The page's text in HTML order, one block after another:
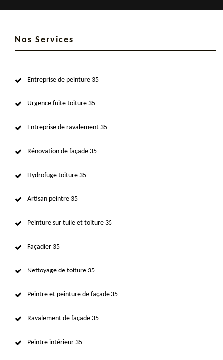
Nos Services
Entreprise de peinture 35
Urgence fuite toiture 35
Entreprise de ravalement 35
Rénovation de façade 35
Hydrofuge toiture 35
Artisan peintre 35
Peinture sur tuile et toiture 35
Façadier 35
Nettoyage de toiture 35
Peintre et peinture de façade 35
Ravalement de façade 35
Peintre intérieur 35